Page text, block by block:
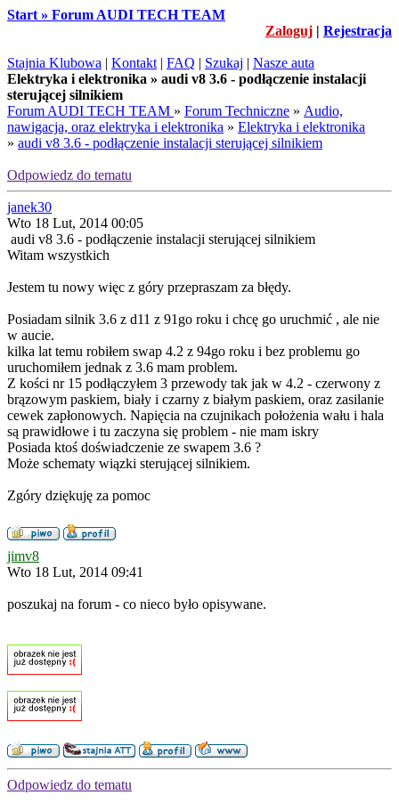
Start » Forum AUDI TECH TEAM
Zaloguj | Rejestracja
Stajnia Klubowa | Kontakt | FAQ | Szukaj | Nasze auta
Elektryka i elektronika » audi v8 3.6 - podłączenie instalacji
sterującej silnikiem
Forum AUDI TECH TEAM » Forum Techniczne » Audio,
nawigacja, oraz elektryka i elektronika » Elektryka i elektronika
» audi v8 3.6 - podłączenie instalacji sterującej silnikiem
Odpowiedz do tematu
janek30
Wto 18 Lut, 2014 00:05
audi v8 3.6 - podłączenie instalacji sterującej silnikiem
Witam wszystkich
Jestem tu nowy więc z góry przepraszam za błędy.
Posiadam silnik 3.6 z d11 z 91go roku i chcę go uruchmić , ale nie
w aucie.
kilka lat temu robiłem swap 4.2 z 94go roku i bez problemu go
uruchomiłem jednak z 3.6 mam problem.
Z kości nr 15 podłączyłem 3 przewody tak jak w 4.2 - czerwony z
brązowym paskiem, biały i czarny z białym paskiem, oraz zasilanie
cewek zapłonowych. Napięcia na czujnikach położenia wału i hala
są prawidłowe i tu zaczyna się problem - nie mam iskry
Posiada ktoś doświadczenie ze swapem 3.6 ?
Może schematy wiązki sterującej silnikiem.
Zgóry dziękuję za pomoc
jimv8
Wto 18 Lut, 2014 09:41
poszukaj na forum - co nieco było opisywane.
Odpowiedz do tematu